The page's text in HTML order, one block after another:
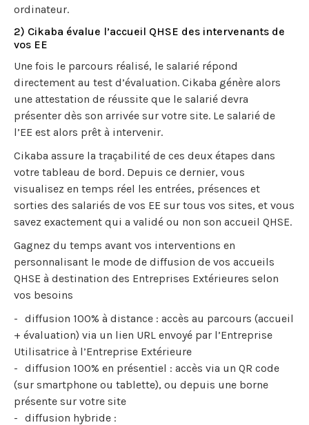
ordinateur.
2) Cikaba évalue l’accueil QHSE des intervenants de
vos EE
Une fois le parcours réalisé, le salarié répond
directement au test d’évaluation. Cikaba génère alors
une attestation de réussite que le salarié devra
présenter dès son arrivée sur votre site. Le salarié de
l’EE est alors prêt à intervenir.
Cikaba assure la traçabilité de ces deux étapes dans
votre tableau de bord. Depuis ce dernier, vous
visualisez en temps réel les entrées, présences et
sorties des salariés de vos EE sur tous vos sites, et vous
savez exactement qui a validé ou non son accueil QHSE.
Gagnez du temps avant vos interventions en
personnalisant le mode de diffusion de vos accueils
QHSE à destination des Entreprises Extérieures selon
vos besoins
diffusion 100% à distance : accès au parcours (accueil
+ évaluation) via un lien URL envoyé par l’Entreprise
Utilisatrice à l’Entreprise Extérieure
diffusion 100% en présentiel : accès via un QR code
(sur smartphone ou tablette), ou depuis une borne
présente sur votre site
diffusion hybride :